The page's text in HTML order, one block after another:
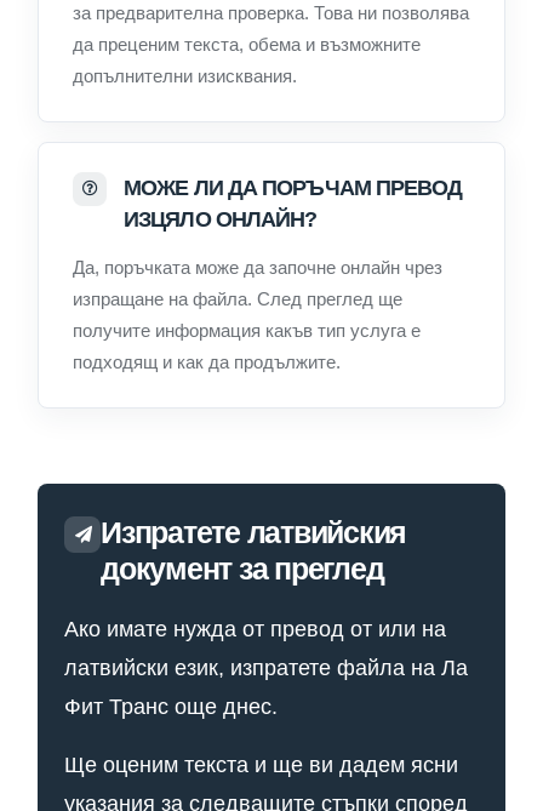
за предварителна проверка. Това ни позволява
да преценим текста, обема и възможните
допълнителни изисквания.
МОЖЕ ЛИ ДА ПОРЪЧАМ ПРЕВОД
ИЗЦЯЛО ОНЛАЙН?
Да, поръчката може да започне онлайн чрез
изпращане на файла. След преглед ще
получите информация какъв тип услуга е
подходящ и как да продължите.
Изпратете латвийския
документ за преглед
Ако имате нужда от превод от или на
латвийски език, изпратете файла на Ла
Фит Транс още днес.
Ще оценим текста и ще ви дадем ясни
указания за следващите стъпки според